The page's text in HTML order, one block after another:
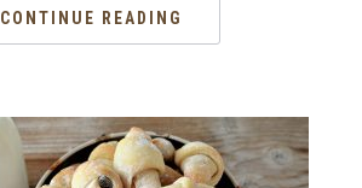
CONTINUE READING